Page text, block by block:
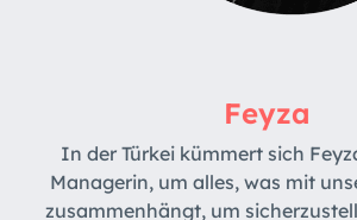
Feyza
In der Türkei kümmert sich
Managerin, um alles, was mit
zusammenhängt, um